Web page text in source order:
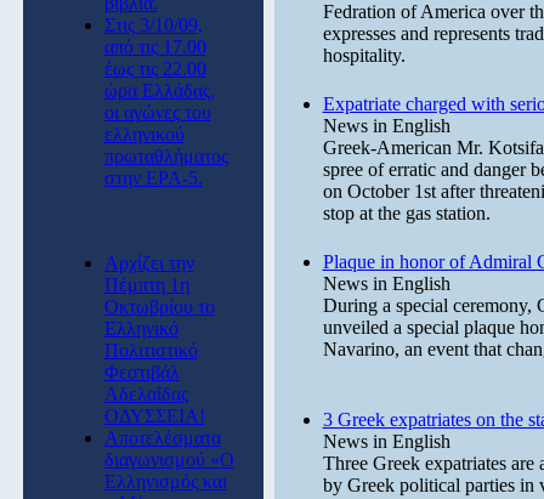
Στις 3/10/09,
από τις 17.00
έως τις 22.00
ώρα Ελλάδας,
οι αγώνες του
ελληνικού
πρωταθλήματος
στην ΕΡΑ-5.
Αρχίζει την
Πέμπτη 1η
Οκτωβρίου το
Ελληνικό
Πολιτιστικό
Φεστιβάλ
Αδελαΐδας
ΟΔΥΣΣΕΙΑ!
Αποτελέσματα
διαγωνισμού «Ο
Ελληνισμός και
Fedration of America over
expresses and represents
hospitality.
Expatriate charged with
News in English
Greek-American Mr.
spree of erratic and danger
on October 1st after
stop at the gas station.
Plaque in honor of Admiral
News in English
During a special ceremony,
unveiled a special plaque
Navarino, an event that
3 Greek expatriates on the
News in English
Three Greek expatriates are
by Greek political parties in